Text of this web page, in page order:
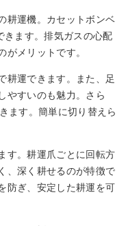
耕運機。カセットボンベ
きます。排気ガスの心配
がメリットです。
耕運できます。また、足
やすいのも魅力。さら
ます。簡単に切り替えら
す。耕運爪ごとに回転方
、深く耕せるのが特徴で
防ぎ、安定した耕運を可